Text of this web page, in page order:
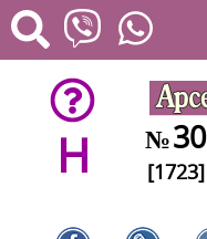
H №30
[1723]